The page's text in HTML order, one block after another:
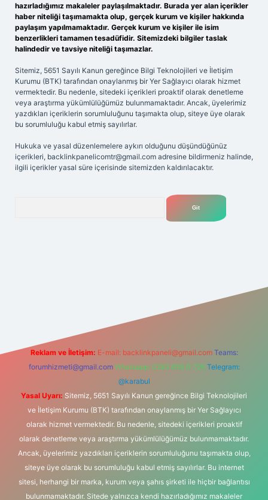
hazırladığımız makaleler paylaşılmaktadır. Burada yer alan içerikler
haber niteliği taşımamakta olup, gerçek kurum ve kişiler hakkında
paylaşım yapılmamaktadır. Gerçek kurum ve kişiler ile isim
benzerlikleri tamamen tesadüfidir. Sitemizdeki bilgiler taslak
halindedir ve tavsiye niteliği taşımazlar.
Sitemiz, 5651 Sayılı Kanun gereğince Bilgi Teknolojileri ve İletişim
Kurumu (BTK) tarafından onaylanmış bir Yer Sağlayıcı olarak hizmet
vermektedir. Bu nedenle, sitedeki içerikleri proaktif olarak denetleme
veya araştırma yükümlülüğümüz bulunmamaktadır. Ancak, üyelerimiz
yazdıkları içeriklerin sorumluluğunu taşımakta olup, siteye üye olarak
bu sorumluluğu kabul etmiş sayılırlar.
Hukuka ve yasal düzenlemelere aykırı olduğunu düşündüğünüz
içerikleri, backlinkpanelicomtr@gmail.com adresine bildirmeniz halinde,
ilgili içerikler yasal süre içerisinde sitemizden kaldırılacaktır.
Reklam ve İletişim: E-mail: backlinkpaneli@gmail.com Teams:
forumhizmeti@gmail.com Whatsapp: 0262 606 0 726 Telegram:
@karabul
Yasal Uyarı: Sitemiz, 5651 Sayılı Kanun gereğince Bilgi Teknolojileri
ve İletişim Kurumu (BTK) tarafından onaylanmış bir Yer Sağlayıcı
olarak hizmet vermektedir. Bu nedenle, sitedeki içerikleri proaktif
olarak denetleme veya araştırma yükümlülüğümüz bulunmamaktadır.
Ancak, üyelerimiz yazdıkları içeriklerin sorumluluğunu taşımakta olup,
siteye üye olarak bu sorumluluğu kabul etmiş sayılırlar. Bu internet
sitesi, herhangi bir marka, kurum veya şahıs şirketi ile hiçbir bağlantısı
bulunmamaktadır. Sitede yalnızca kendi hazırladığımız makaleler